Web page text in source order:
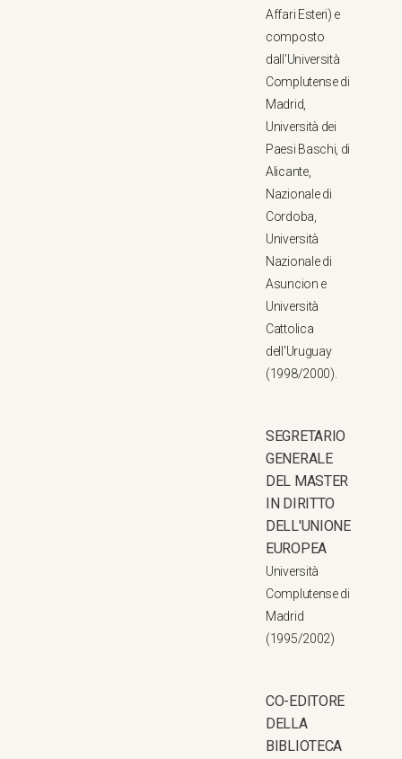
Affari Esteri) e
composto
dall'Università
Complutense di
Madrid,
Università dei
Paesi Baschi, di
Alicante,
Nazionale di
Cordoba,
Università
Nazionale di
Asuncion e
Università
Cattolica
dell'Uruguay
(1998/2000).
SEGRETARIO
GENERALE
DEL MASTER
IN DIRITTO
DELL'UNIONE
EUROPEA
Università
Complutense di
Madrid
(1995/2002)
CO-EDITORE
DELLA
BIBLIOTECA